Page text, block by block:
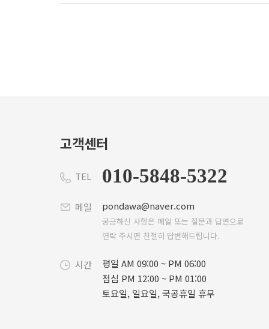
고객센터
TEL 010-5848-5322
메일 pondawa@naver.com
궁금하신 사항은 메일 또는 질문과 답변으로
연락 주시면 친절히 답변해드립니다.
시간
평일 AM 09:00 ~ PM 06:00
점심 PM 12:00 ~ PM 01:00
토요일, 일요일, 국공휴일 휴무